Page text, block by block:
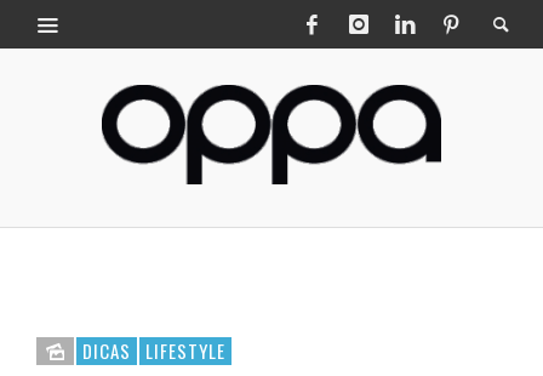
DICAS LIFESTYLE